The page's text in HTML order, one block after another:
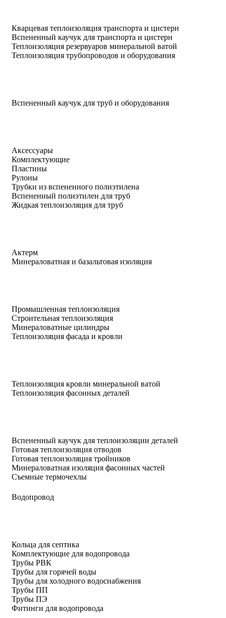
Кварцевая теплоизоляция транспорта и цистерн
Вспененный каучук для транспорта и цистерн
Теплоизоляция резервуаров минеральной ватой
Теплоизоляция трубопроводов и оборудования
Вспененный каучук для труб и оборудования
Аксессуары
Комплектующие
Пластины
Рулоны
Трубки из вспененного полиэтилена
Вспененный полиэтилен для труб
Жидкая теплоизоляция для труб
Актерм
Минераловатная и базальтовая изоляция
Промышленная теплоизоляция
Строительная теплоизоляция
Минераловатные цилиндры
Теплоизоляция фасада и кровли
Теплоизоляция кровли минеральной ватой
Теплоизоляция фасонных деталей
Вспененный каучук для теплоизоляции деталей
Готовая теплоизоляция отводов
Готовая теплоизоляция тройников
Минераловатная изоляция фасонных частей
Съемные термочехлы
Водопровод
Кольца для септика
Комплектующие для водопровода
Трубы РВК
Трубы для горячей воды
Трубы для холодного водоснабжения
Трубы ПП
Трубы ПЭ
Фитинги для водопровода